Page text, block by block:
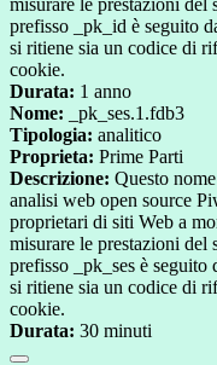
misurare le prestazioni
prefisso _pk_id è seguito
si ritiene sia un codice di
cookie.
Durata: 1 anno
Nome: _pk_ses.1.fdb3
Tipologia: analitico
Proprieta: Prime Parti
Descrizione: Questo
analisi web open source
proprietari di siti Web a
misurare le prestazioni
prefisso _pk_ses è seguito
si ritiene sia un codice di
cookie.
Durata: 30 minuti